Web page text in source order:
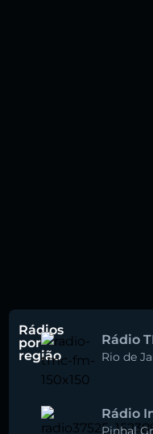
Rádios
por
região
Rádio
Rio de
Rádio
Pinhal